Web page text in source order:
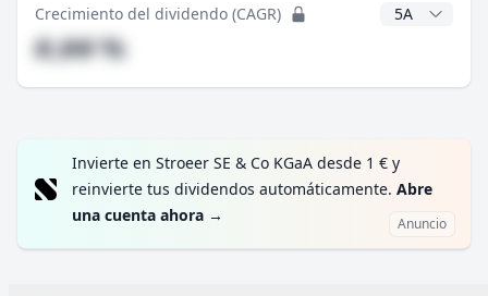
Crecimiento del dividendo (CAGR) Años CAGR
#,## %
Invierte en Stroeer SE & Co KGaA desde 1 € y
reinvierte tus dividendos automáticamente. Abre
una cuenta ahora → Anuncio